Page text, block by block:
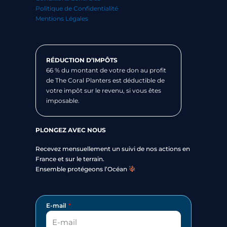
Politique de Confidentialité
Mentions Légales
RÉDUCTION D’IMPÔTS
66 % du montant de votre don au profit
de The Coral Planters est déductible de
votre impôt sur le revenu, si vous êtes
imposable.
PLONGEZ AVEC NOUS
Recevez mensuellement un suivi de nos actions en
France et sur le terrain.
Ensemble protégeons l’Océan
E-mail